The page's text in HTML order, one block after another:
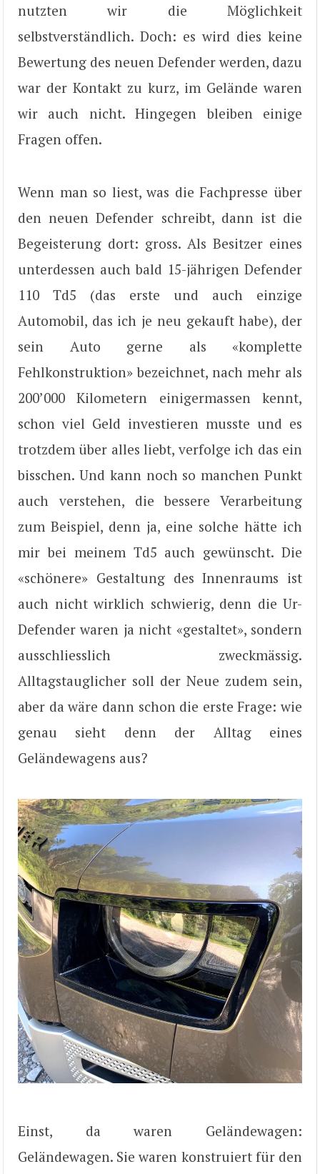
nutzten wir die Möglichkeit
selbstverständlich. Doch: es wird dies keine
Bewertung des neuen Defender werden, dazu
war der Kontakt zu kurz, im Gelände waren
wir auch nicht. Hingegen bleiben einige
Fragen offen.
Wenn man so liest, was die Fachpresse über
den neuen Defender schreibt, dann ist die
Begeisterung dort: gross. Als Besitzer eines
unterdessen auch bald 15-jährigen Defender
110 Td5 (das erste und auch einzige
Automobil, das ich je neu gekauft habe), der
sein Auto gerne als «komplette
Fehlkonstruktion» bezeichnet, nach mehr als
200’000 Kilometern einigermassen kennt,
schon viel Geld investieren musste und es
trotzdem über alles liebt, verfolge ich das ein
bisschen. Und kann noch so manchen Punkt
auch verstehen, die bessere Verarbeitung
zum Beispiel, denn ja, eine solche hätte ich
mir bei meinem Td5 auch gewünscht. Die
«schönere» Gestaltung des Innenraums ist
auch nicht wirklich schwierig, denn die Ur-
Defender waren ja nicht «gestaltet», sondern
ausschliesslich zweckmässig.
Alltagstauglicher soll der Neue zudem sein,
aber da wäre dann schon die erste Frage: wie
genau sieht denn der Alltag eines
Geländewagens aus?
Einst, da waren Geländewagen:
Geländewagen. Sie waren konstruiert für den